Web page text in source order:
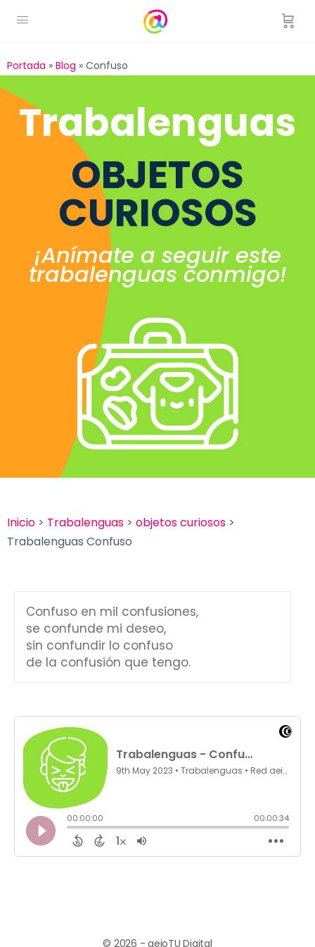
Portada » Blog » Confuso
Trabalenguas
OBJETOS
CURIOSOS
¡Anímate a seguir este
trabalenguas conmigo!
Inicio > Trabalenguas > objetos curiosos >
Trabalenguas Confuso
Confuso en mil confusiones,
se confunde mi deseo,
sin confundir lo confuso
de la confusión que tengo.
© 2026 - aeioTU Digital